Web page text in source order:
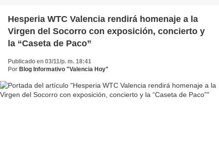
Hesperia WTC Valencia rendirá homenaje a la
Virgen del Socorro con exposición, concierto y
la “Caseta de Paco”
Publicado en 03/11/p. m. 18:41
Por Blog Informativo "Valencia Hoy"